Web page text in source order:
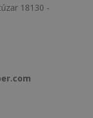
18130 -